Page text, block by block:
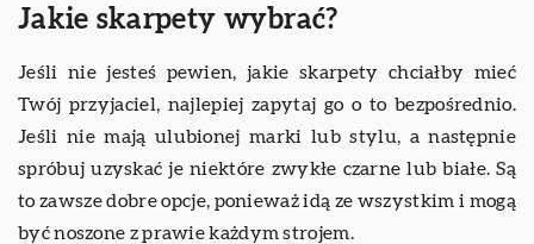
Jakie skarpety wybrać?
Jeśli nie jesteś pewien, jakie skarpety chciałby mieć
Twój przyjaciel, najlepiej zapytaj go o to bezpośrednio.
Jeśli nie mają ulubionej marki lub stylu, a następnie
spróbuj uzyskać je niektóre zwykłe czarne lub białe. Są
to zawsze dobre opcje, ponieważ idą ze wszystkim i mogą
być noszone z prawie każdym strojem.